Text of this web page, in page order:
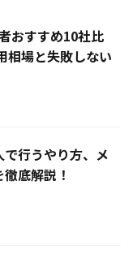
おすすめ10社比
相場と失敗しない
行うやり方、メ
底解説！